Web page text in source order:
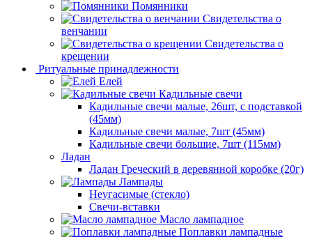
Помянники
Свидетельства о
венчании
Свидетельства о
крещении
Ритуальные принадлежности
Елей
Кадильные свечи
Кадильные свечи малые, 26шт, с подставкой
(45мм)
Кадильные свечи малые, 7шт (45мм)
Кадильные свечи большие, 7шт (115мм)
Ладан
Ладан Греческий в деревянной коробке (20г)
Лампады
Неугасимые (стекло)
Свечи-вставки
Масло лампадное
Поплавки лампадные